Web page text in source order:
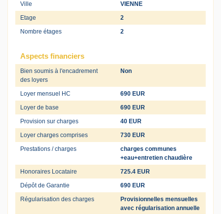
Ville
VIENNE
Etage
2
Nombre étages
2
Aspects financiers
Bien soumis à l'encadrement
des loyers
Non
Loyer mensuel HC
690 EUR
Loyer de base
690 EUR
Provision sur charges
40 EUR
Loyer charges comprises
730 EUR
Prestations / charges
charges communes
+eau+entretien chaudière
Honoraires Locataire
725.4 EUR
Dépôt de Garantie
690 EUR
Régularisation des charges
Provisionnelles mensuelles
avec régularisation annuelle